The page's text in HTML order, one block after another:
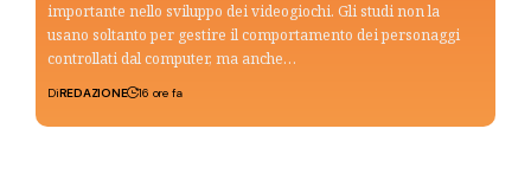
importante nello sviluppo dei videogiochi. Gli studi non la
usano soltanto per gestire il comportamento dei personaggi
controllati dal computer, ma anche…
DiREDAZIONE 16 ore fa